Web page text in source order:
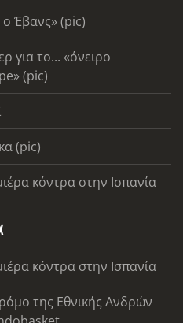
ο Έβανς» (pic)
για το... «όνειρο
(pic)
(pic)
κόντρα στην Ισπανία
κόντρα στην Ισπανία
της Εθνικής Ανδρών